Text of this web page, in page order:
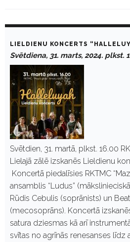
2
LIELDIENU KONCERTS
Svētdiena, 31. marts, 2024. plkst.
Svētdien, 31. martā, plkst. 16.00
Lielajā zālē izskanēs Lieldienu
Koncertā piedalīsies RKTMC
ansamblis “Ludus”
Rūdis Cebulis (soprānists) un
(mecosoprāns). Koncertā
satura dziesmas kā arī
svītas no agrīnās renesanses līdz